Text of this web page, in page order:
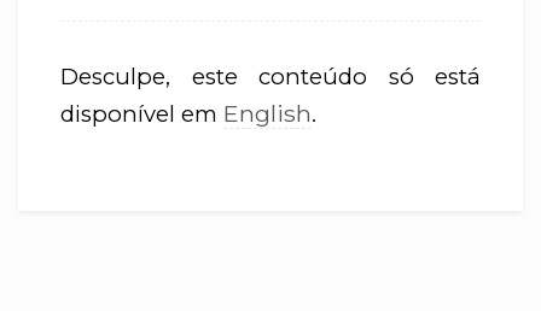
Desculpe, este conteúdo só está
disponível em English.